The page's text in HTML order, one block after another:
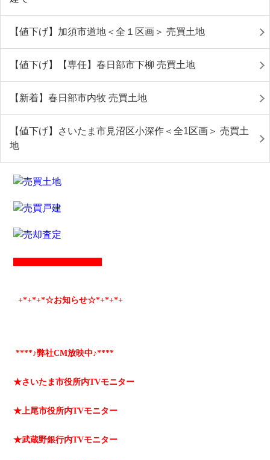
【値下げ】加須市道地＜全１区画＞ 売買土地
【値下げ】【専任】春日部市下柳 売買土地
【新着】春日部市内牧 売買土地
【値下げ】さいたま市見沼区小深作＜全1区画＞ 売買土
地
+*+*+*☆お知らせ☆*+*+*+
****♪弊社CM放映中♪****
★さいたま市役所内TVモニター
★上尾市役所内TVモニター
★武蔵野銀行内TVモニター